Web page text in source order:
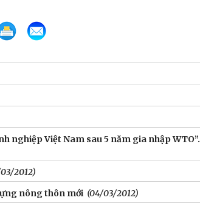
nghiệp Việt Nam sau 5 năm gia nhập WTO”.
2012)
nông thôn mới (04/03/2012)